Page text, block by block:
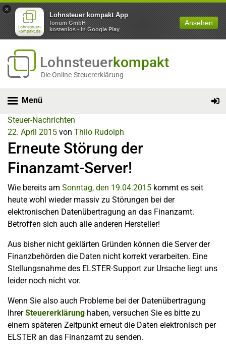
×
Lohnsteuer kompakt App
forium GmbH
kostenlos - In Google Play
Ansehen
Lohnsteuerkompakt
Die Online-Steuererklärung
Menü
Steuer-Nachrichten
22. April 2015 von Thilo Rudolph
Erneute Störung der
Finanzamt-Server!
Wie bereits am Sonntag, den 19.04.2015 kommt es seit
heute wohl wieder massiv zu Störungen bei der
elektronischen Datenübertragung an das Finanzamt.
Betroffen sich auch alle anderen Hersteller!
Aus bisher nicht geklärten Gründen können die Server der
Finanzbehörden die Daten nicht korrekt verarbeiten. Eine
Stellungsnahme des ELSTER-Support zur Ursache liegt uns
leider noch nicht vor.
Wenn Sie also auch Probleme bei der Datenübertragung
IhrerSteuererklärung haben, versuchen Sie es bitte zu
einem späteren Zeitpunkt erneut die Daten elektronisch per
ELSTER an das Finanzamt zu senden.